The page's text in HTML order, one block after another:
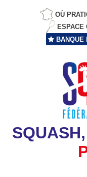
OÙ
ESPACE
BANQUE
SQUASH,